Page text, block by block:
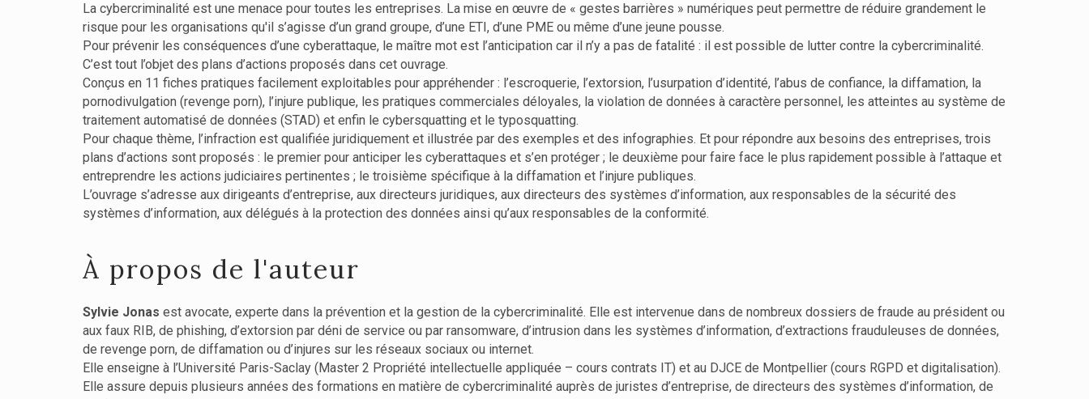
La cybercriminalité est une menace pour toutes les entreprises. La mise en œuvre de « gestes barrières » numériques peut permettre de réduire grandement le
risque pour les organisations qu'il s’agisse d’un grand groupe, d’une ETI, d’une PME ou même d’une jeune pousse.
Pour prévenir les conséquences d’une cyberattaque, le maître mot est l’anticipation car il n’y a pas de fatalité : il est possible de lutter contre la cybercriminalité.
C’est tout l’objet des plans d’actions proposés dans cet ouvrage.
Conçus en 11 fiches pratiques facilement exploitables pour appréhender : l’escroquerie, l’extorsion, l’usurpation d’identité, l’abus de confiance, la diffamation, la
pornodivulgation (revenge porn), l’injure publique, les pratiques commerciales déloyales, la violation de données à caractère personnel, les atteintes au système de
traitement automatisé de données (STAD) et enfin le cybersquatting et le typosquatting.
Pour chaque thème, l’infraction est qualifiée juridiquement et illustrée par des exemples et des infographies. Et pour répondre aux besoins des entreprises, trois
plans d’actions sont proposés : le premier pour anticiper les cyberattaques et s’en protéger ; le deuxième pour faire face le plus rapidement possible à l’attaque et
entreprendre les actions judiciaires pertinentes ; le troisième spécifique à la diffamation et l’injure publiques.
L’ouvrage s’adresse aux dirigeants d’entreprise, aux directeurs juridiques, aux directeurs des systèmes d’information, aux responsables de la sécurité des
systèmes d’information, aux délégués à la protection des données ainsi qu’aux responsables de la conformité.
À propos de l'auteur
Sylvie Jonas est avocate, experte dans la prévention et la gestion de la cybercriminalité. Elle est intervenue dans de nombreux dossiers de fraude au président ou
aux faux RIB, de phishing, d’extorsion par déni de service ou par ransomware, d’intrusion dans les systèmes d’information, d’extractions frauduleuses de données,
de revenge porn, de diffamation ou d’injures sur les réseaux sociaux ou internet.
Elle enseigne à l’Université Paris-Saclay (Master 2 Propriété intellectuelle appliquée – cours contrats IT) et au DJCE de Montpellier (cours RGPD et digitalisation).
Elle assure depuis plusieurs années des formations en matière de cybercriminalité auprès de juristes d’entreprise, de directeurs des systèmes d’information, de